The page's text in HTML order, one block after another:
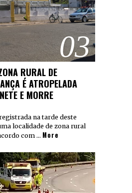
03
RURAL DE
É ATROPELADA
E MORRE
na tarde deste
localidade de zona rural
com … More